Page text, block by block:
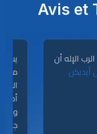
Avis et
إلى الرب الإله أن
أعمال أيديكن